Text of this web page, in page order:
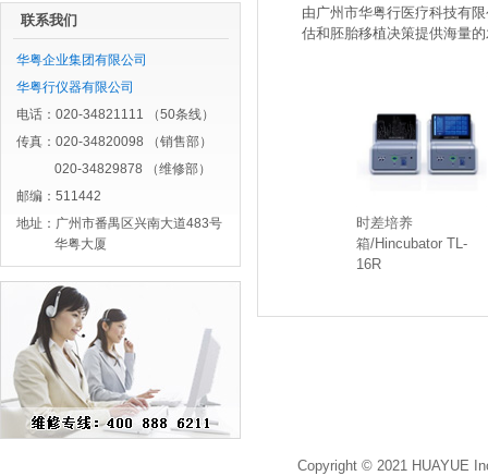
联系我们
华粤企业集团有限公司
华粤行仪器有限公司
电话：020-34821111 （50条线）
传真：020-34820098 （销售部）
020-34829878 （维修部）
邮编：511442
地址：广州市番禺区兴南大道483号
华粤大厦
由广州市华粤行医疗科技有
估和胚胎移植决策提供海量
时差培养
箱/Hincubator TL-
16R
Copyright © 2021 HUAYUE